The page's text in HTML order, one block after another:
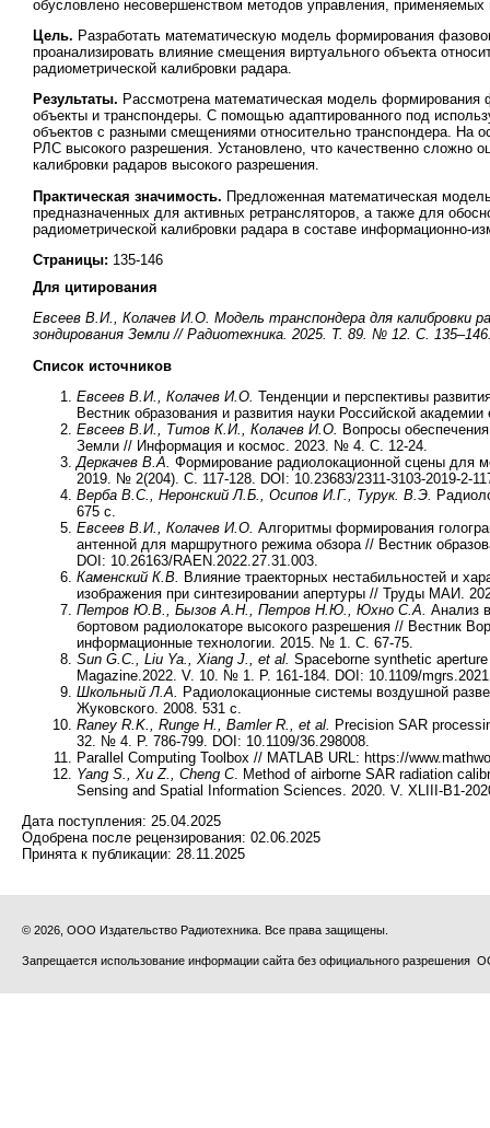
обусловлено несовершенством методов управления, применяемых
Цель. Разработать математическую модель формирования
проанализировать влияние смещения виртуального объекта
радиометрической калибровки радара.
Результаты. Рассмотрена математическая модель
объекты и транспондеры. С помощью адаптированного под
объектов с разными смещениями относительно транспондера. На
РЛС высокого разрешения. Установлено, что качественно сложно
калибровки радаров высокого разрешения.
Практическая значимость. Предложенная математическая
предназначенных для активных ретрансляторов, а также для
радиометрической калибровки радара в составе информационно-
Страницы: 135-146
Для цитирования
Евсеев В.И., Колачев И.О. Модель транспондера для калибровки
зондирования Земли // Радиотехника. 2025. Т. 89. № 12. С.
Список источников
Евсеев В.И., Колачев И.О. Тенденции и перспективы
Вестник образования и развития науки Российской
Евсеев В.И., Титов К.И., Колачев И.О.
Вопросы
Земли // Информация и космос. 2023. № 4. С. 12-24.
Деркачев В.А. Формирование радиолокационной сцены для
2019. № 2(204). С. 117-128. DOI: 10.23683/2311-3103-2019-2-
Верба В.С., Неронский Л.Б., Осипов И.Г., Турук. В.Э.
675 с.
Евсеев В.И., Колачев И.О. Алгоритмы формирования
антенной для маршрутного режима обзора // Вестник
DOI: 10.26163/RAEN.2022.27.31.003.
Каменский К.В.
Влияние траекторных нестабильностей и
изображения при синтезировании апертуры // Труды МАИ.
Петров Ю.В., Бызов А.Н., Петров Н.Ю., Юхно С.А. Анализ
бортовом радиолокаторе высокого разрешения // Вестник
информационные технологии. 2015. № 1. С. 67-75.
Sun G.C., Liu Ya., Xiang J., et al. Spaceborne synthetic
Magazine.2022. V. 10. № 1. P. 161-184. DOI: 10.1109/
Школьный Л.А.
Радиолокационные системы воздушной
Жуковского. 2008. 531 с.
Raney R.K., Runge H., Bamler R., et al.
Precision SAR
32. № 4. P. 786-799. DOI: 10.1109/36.298008.
Parallel Computing Toolbox // MATLAB URL: https://
Yang S., Xu Z., Cheng C. Method of airborne SAR radiation
Sensing and Spatial Information Sciences. 2020. V. XLIII-B1-
Дата поступления: 25.04.2025
Одобрена после рецензирования: 02.06.2025
Принята к публикации: 28.11.2025
© 2026, ООО Издательство Радиотехника. Все права защищены.
Запрещается использование информации сайта без официального разрешения